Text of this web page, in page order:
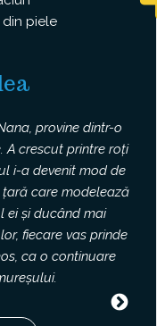
provine dintr-o
A crescut printre roți
i-a devenit mod de
țară care modelează
ei și ducând mai
fiecare vas prinde
ca o continuare